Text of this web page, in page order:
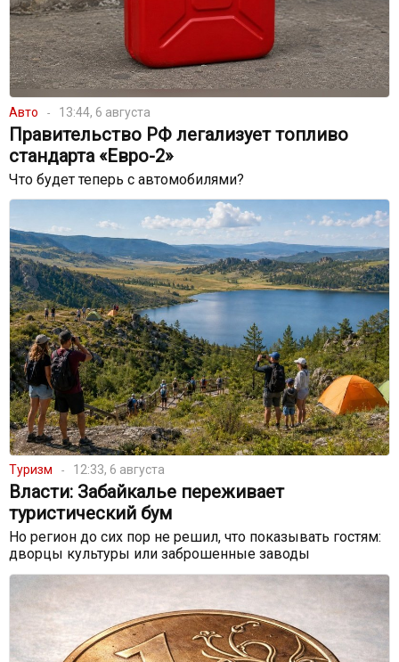
Авто 13:44, 6 августа
Правительство РФ легализует топливо
стандарта «Евро-2»
Что будет теперь с автомобилями?
Туризм 12:33, 6 августа
Власти: Забайкалье переживает
туристический бум
Но регион до сих пор не решил, что показывать гостям:
дворцы культуры или заброшенные заводы